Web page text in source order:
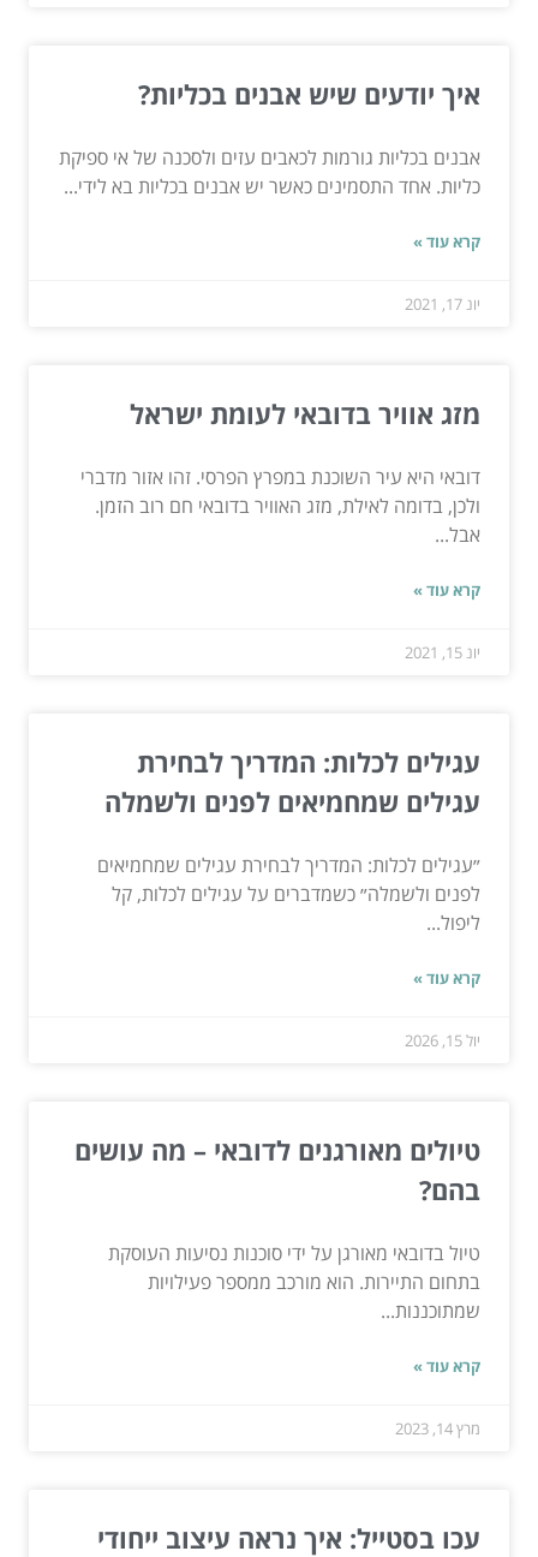
איך יודעים שיש אבנים בכליות?
אבנים בכליות גורמות לכאבים עזים ולסכנה של אי ספיקת
כליות. אחד התסמינים כאשר יש אבנים בכליות בא לידי...
קרא עוד »
יונ 17, 2021
מזג אוויר בדובאי לעומת ישראל
דובאי היא עיר השוכנת במפרץ הפרסי. זהו אזור מדברי
ולכן, בדומה לאילת, מזג האוויר בדובאי חם רוב הזמן.
אבל...
קרא עוד »
יונ 15, 2021
עגילים לכלות: המדריך לבחירת
עגילים שמחמיאים לפנים ולשמלה
״עגילים לכלות: המדריך לבחירת עגילים שמחמיאים
לפנים ולשמלה״ כשמדברים על עגילים לכלות, קל
ליפול...
קרא עוד »
יול 15, 2026
טיולים מאורגנים לדובאי – מה עושים
בהם?
טיול בדובאי מאורגן על ידי סוכנות נסיעות העוסקת
בתחום התיירות. הוא מורכב ממספר פעילויות
שמתוכננות...
קרא עוד »
מרץ 14, 2023
עכו בסטייל: איך נראה עיצוב ייחודי